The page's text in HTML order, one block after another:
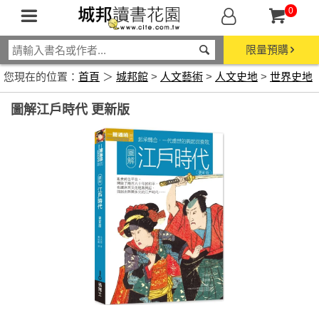
0
限量預購
您現在的位置： 首頁 ＞ 城邦館 > 人文藝術 > 人文史地 > 世界史地
圖解江戶時代 更新版